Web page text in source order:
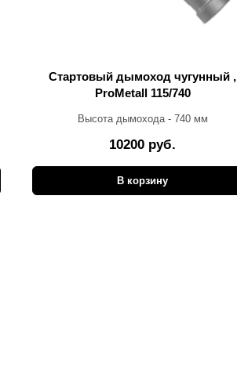
Стартовый дымоход чугунный ,
ProMetall 115/740
Высота дымохода - 740 мм
10200 руб.
В корзину